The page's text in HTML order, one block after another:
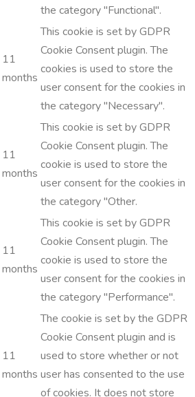
the category "Functional".
11
months
This cookie is set by GDPR
Cookie Consent plugin. The
cookies is used to store the
user consent for the cookies in
the category "Necessary".
11
months
This cookie is set by GDPR
Cookie Consent plugin. The
cookie is used to store the
user consent for the cookies in
the category "Other.
11
months
This cookie is set by GDPR
Cookie Consent plugin. The
cookie is used to store the
user consent for the cookies in
the category "Performance".
11
months
The cookie is set by the GDPR
Cookie Consent plugin and is
used to store whether or not
user has consented to the use
of cookies. It does not store